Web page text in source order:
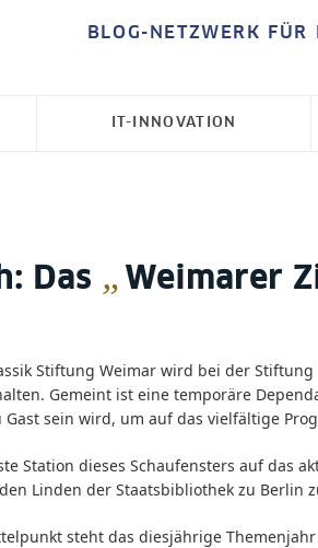
BLOG-NETZWERK FÜR
IT-INNOVATION
Das „ Weimarer
Stiftung Weimar wird bei der
Gemeint ist eine temporäre
Gast sein wird, um auf das vielfältige
Station dieses Schaufensters auf das
Linden der Staatsbibliothek zu Berlin
steht das diesjährige